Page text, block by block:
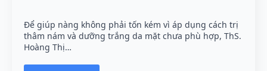
Để giúp nàng không phải tốn kém vì áp dụng cách trị
thâm nám và dưỡng trắng da mặt chưa phù hợp, ThS.
Hoàng Thị…